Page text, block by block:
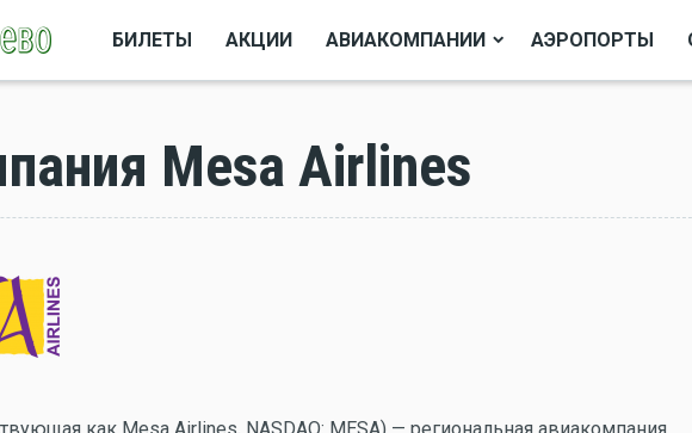
БИЛЕТЫ АКЦИИ АВИАКОМПАНИИ АЭРОПОРТЫ
Mesa Airlines